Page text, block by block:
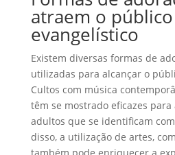
atraem o
evangelístico
Existem diversas formas de
utilizadas para alcançar o
Cultos com música
têm se mostrado eficazes
adultos que se identificam
disso, a utilização de artes,